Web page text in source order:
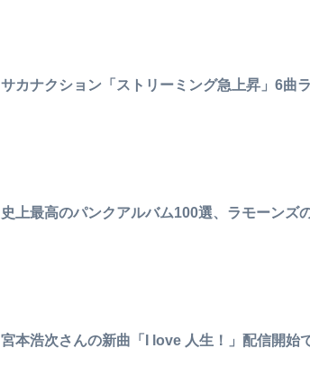
サカナクション「ストリーミング急上昇」6曲
史上最高のパンクアルバム100選、ラモーンズ
宮本浩次さんの新曲「I love 人生！」配信開始